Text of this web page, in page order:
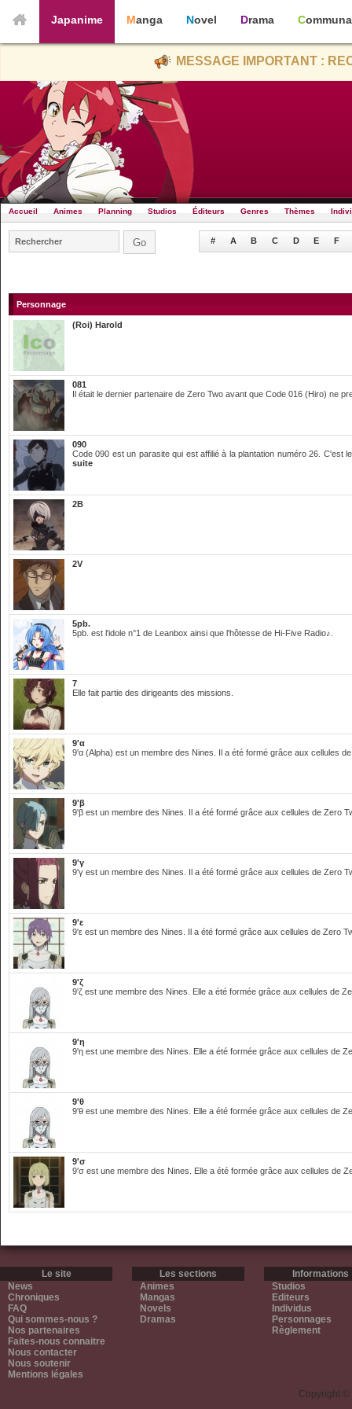
Japanime Manga Novel Drama
MESSAGE IMPORTANT :
Accueil Animes Planning Studios Éditeurs Genres Thèmes
# A B C D E F
Personnage
(Roi) Harold
081
Il était le dernier partenaire de Zero Two avant que Code 016 (Hiro) ne
090
Code 090 est un parasite qui est affilié à la plantation numéro 26. C'est
suite
2B
2V
5pb.
5pb. est l'idole n°1 de Leanbox ainsi que l'hôtesse de Hi-Five Radio♪.
7
Elle fait partie des dirigeants des missions.
9'α
9'α (Alpha) est un membre des Nines. Il a été formé grâce aux cellules
9'β
9'β est un membre des Nines. Il a été formé grâce aux cellules de Zero
9'γ
9'γ est un membre des Nines. Il a été formé grâce aux cellules de Zero
9'ε
9'ε est un membre des Nines. Il a été formé grâce aux cellules de Zero
9'ζ
9'ζ est une membre des Nines. Elle a été formée grâce aux cellules de
9'η
9'η est une membre des Nines. Elle a été formée grâce aux cellules de
9'θ
9'θ est une membre des Nines. Elle a été formée grâce aux cellules de
9'σ
9'σ est une membre des Nines. Elle a été formée grâce aux cellules de
Le site
News
Chroniques
FAQ
Qui sommes-nous ?
Nos partenaires
Faites-nous connaitre
Nous contacter
Nous soutenir
Mentions légales
Les sections
Animes
Mangas
Novels
Dramas
Informations
Studios
Editeurs
Individus
Personnages
Règlement
Copyright ©